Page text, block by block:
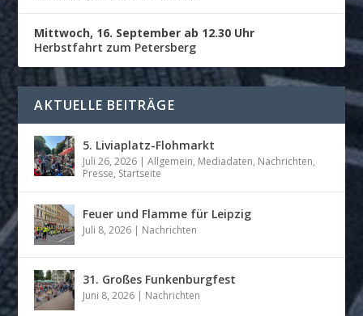
Mittwoch, 16. September ab 12.30 Uhr
Herbstfahrt zum Petersberg
AKTUELLE BEITRÄGE
5. Liviaplatz-Flohmarkt
Juli 26, 2026 |Allgemein, Mediadaten, Nachrichten,
Presse, Startseite
Feuer und Flamme für Leipzig
Juli 8, 2026 | Nachrichten
31. Großes Funkenburgfest
Juni 8, 2026 | Nachrichten